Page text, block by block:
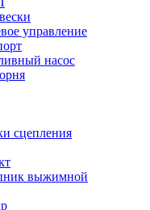
управление
насос
сцепления
выжимной